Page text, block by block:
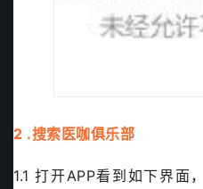
2 .搜索医咖俱乐部
1.1 打开APP看到如下界面